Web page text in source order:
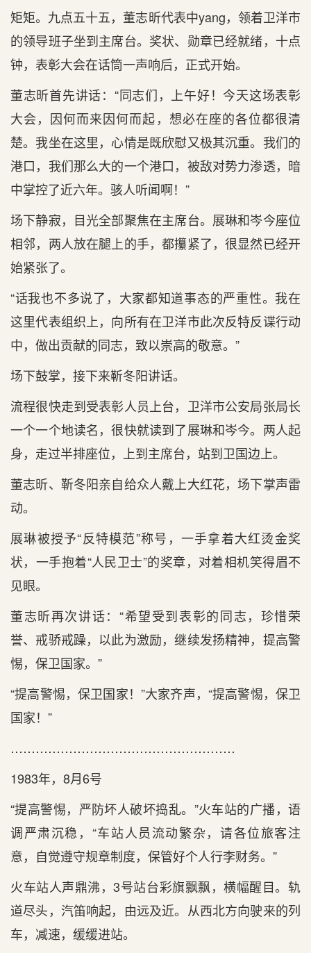
矩矩。九点五十五，董志昕代表中yang，领着卫洋市
的领导班子坐到主席台。奖状、勋章已经就绪，十点
钟，表彰大会在话筒一声响后，正式开始。
董志昕首先讲话：“同志们，上午好！今天这场表彰
大会，因何而来因何而起，想必在座的各位都很清
楚。我坐在这里，心情是既欣慰又极其沉重。我们的
港口，我们那么大的一个港口，被敌对势力渗透，暗
中掌控了近六年。骇人听闻啊！”
场下静寂，目光全部聚焦在主席台。展琳和岑今座位
相邻，两人放在腿上的手，都攥紧了，很显然已经开
始紧张了。
“话我也不多说了，大家都知道事态的严重性。我在
这里代表组织上，向所有在卫洋市此次反特反谍行动
中，做出贡献的同志，致以崇高的敬意。”
场下鼓掌，接下来靳冬阳讲话。
流程很快走到受表彰人员上台，卫洋市公安局张局长
一个一个地读名，很快就读到了展琳和岑今。两人起
身，走过半排座位，上到主席台，站到卫国边上。
董志昕、靳冬阳亲自给众人戴上大红花，场下掌声雷
动。
展琳被授予“反特模范”称号，一手拿着大红烫金奖
状，一手抱着“人民卫士”的奖章，对着相机笑得眉不
见眼。
董志昕再次讲话：“希望受到表彰的同志，珍惜荣
誉、戒骄戒躁，以此为激励，继续发扬精神，提高警
惕，保卫国家。”
“提高警惕，保卫国家！”大家齐声，“提高警惕，保卫
国家！”
………………………………………………
1983年，8月6号
“提高警惕，严防坏人破坏捣乱。”火车站的广播，语
调严肃沉稳，“车站人员流动繁杂，请各位旅客注
意，自觉遵守规章制度，保管好个人行李财务。”
火车站人声鼎沸，3号站台彩旗飘飘，横幅醒目。轨
道尽头，汽笛响起，由远及近。从西北方向驶来的列
车，减速，缓缓进站。